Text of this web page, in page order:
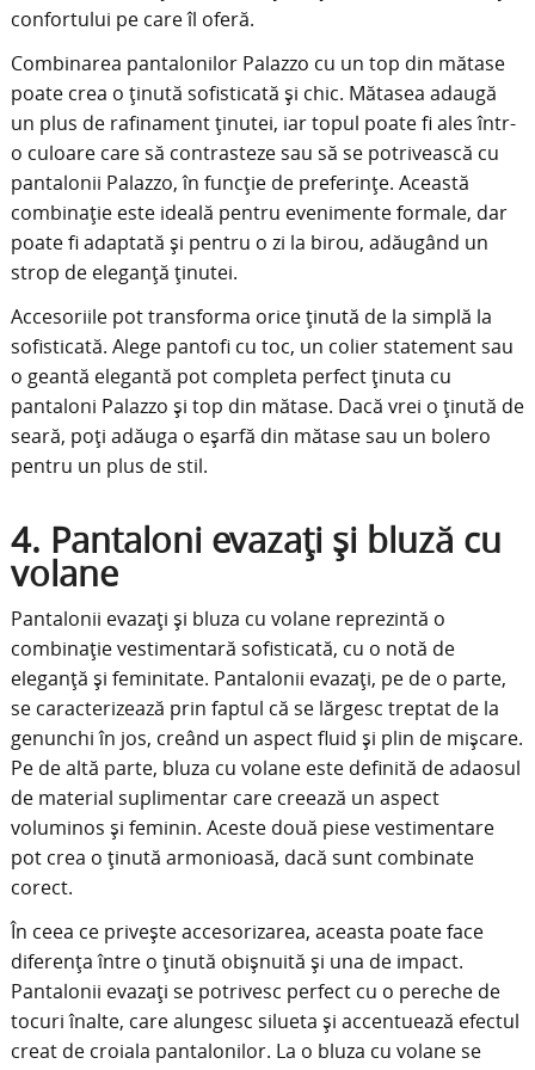
confortului pe care îl oferă.
Combinarea pantalonilor Palazzo cu un top din mătase
poate crea o ținută sofisticată și chic. Mătasea adaugă
un plus de rafinament ținutei, iar topul poate fi ales într-
o culoare care să contrasteze sau să se potrivească cu
pantalonii Palazzo, în funcție de preferințe. Această
combinație este ideală pentru evenimente formale, dar
poate fi adaptată și pentru o zi la birou, adăugând un
strop de eleganță ținutei.
Accesoriile pot transforma orice ținută de la simplă la
sofisticată. Alege pantofi cu toc, un colier statement sau
o geantă elegantă pot completa perfect ținuta cu
pantaloni Palazzo și top din mătase. Dacă vrei o ținută de
seară, poți adăuga o eșarfă din mătase sau un bolero
pentru un plus de stil.
4. Pantaloni evazați și bluză cu
volane
Pantalonii evazați și bluza cu volane reprezintă o
combinație vestimentară sofisticată, cu o notă de
eleganță și feminitate. Pantalonii evazați, pe de o parte,
se caracterizează prin faptul că se lărgesc treptat de la
genunchi în jos, creând un aspect fluid și plin de mișcare.
Pe de altă parte, bluza cu volane este definită de adaosul
de material suplimentar care creează un aspect
voluminos și feminin. Aceste două piese vestimentare
pot crea o ținută armonioasă, dacă sunt combinate
corect.
În ceea ce privește accesorizarea, aceasta poate face
diferența între o ținută obișnuită și una de impact.
Pantalonii evazați se potrivesc perfect cu o pereche de
tocuri înalte, care alungesc silueta și accentuează efectul
creat de croiala pantalonilor. La o bluza cu volane se